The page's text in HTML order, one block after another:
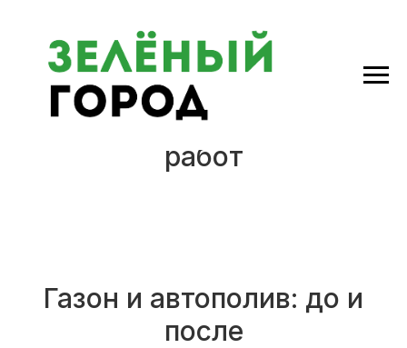
Портфолио выполненных
работ
Газон и автополив: до и
после